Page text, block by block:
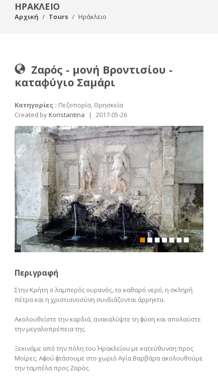
ΗΡΑΚΛΕΙΟ
Αρχική Tours Ηράκλειο
Ζαρός - μονή Βροντισίου -
καταϕύγιο Σαμάρι
Κατηγορίες : Πεζοπορία, Θρησκεία
Created byKonstantina | 2017-05-26
Περιγραφή
Στην Κρήτη ο λαμπερός ουρανός, το καθαρό νερό, η σκληρή
πέτρα και η χριστιανοσύνη συνδιάζονται άρρηκτα.
Ακολουθείστε την καρδιά, ανακαλύψτε τη ϕύση και απολαύστε
την μεγαλοπρέπεια της.
Ξεκινάμε από την πόλη του Ήρακλείου με κατεύθυνση προς
Μοίρες. Αϕού ϕτάσουμε στο χωριό Αγία Βαρβάρα ακολουθούμε
την ταμπέλα προς Ζαρός.